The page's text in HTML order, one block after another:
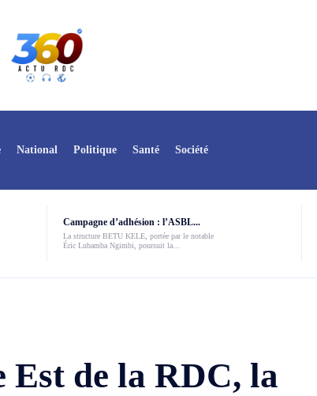
National Politique Santé Société
Campagne d’adhésion : l’ASBL...
La structure BETU KELE, portée par le notable
Éric Lubamba Ngimbi, poursuit la...
de la RDC, la